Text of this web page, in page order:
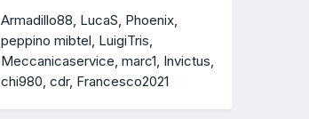
Armadillo88 LucaS Phoenix
peppino mibtel LuigiTris
Meccanicaservice marc1 Invictus
chi980 cdr Francesco2021